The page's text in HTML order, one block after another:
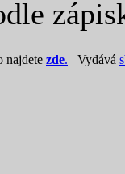
najdete zde. Vydává